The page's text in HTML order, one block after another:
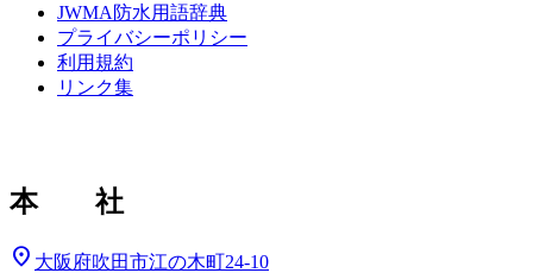
JWMA防水用語辞典
プライバシーポリシー
利用規約
リンク集
本 社
location_on 大阪府吹田市江の木町24-10